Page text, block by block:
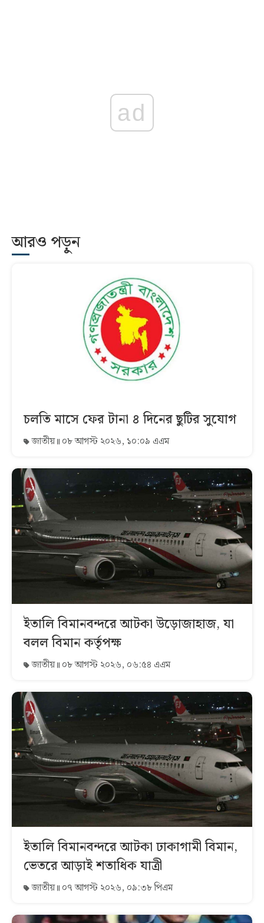
ad
আরও পড়ুন
চলতি মাসে ফের টানা ৪ দিনের ছুটির সুযোগ
জাতীয় ০৮ আগস্ট ২০২৬, ১০:০৯ এএম
ইতালি বিমানবন্দরে আটকা উড়োজাহাজ, যা
বলল বিমান কর্তৃপক্ষ
জাতীয় ০৮ আগস্ট ২০২৬, ০৬:৫৪ এএম
ইতালি বিমানবন্দরে আটকা ঢাকাগামী বিমান,
ভেতরে আড়াই শতাধিক যাত্রী
জাতীয় ০৭ আগস্ট ২০২৬, ০৯:৩৮ পিএম